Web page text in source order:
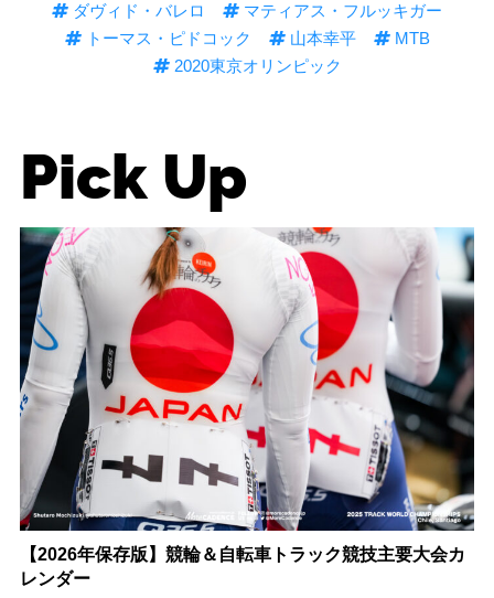
ダヴィド・バレロ
マティアス・フルッキガー
トーマス・ピドコック
山本幸平
MTB
2020東京オリンピック
Pick Up
【2026年保存版】競輪＆自転車トラック競技主要大会カ
レンダー